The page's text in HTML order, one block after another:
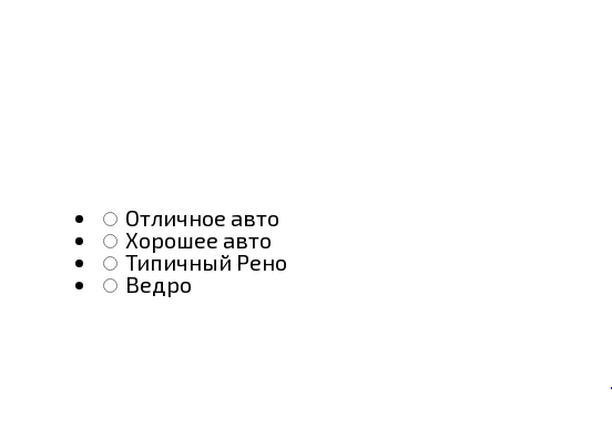
Отличное авто
Хорошее авто
Типичный Рено
Ведро